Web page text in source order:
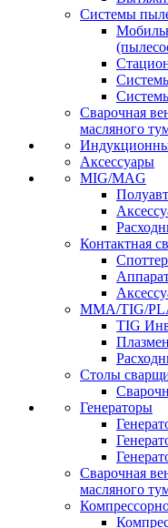
Системы
Сварочная
масляного
Аксессуары
MIG/MAG
Контактная
MMA/TIG/
TIG
Столы
Генераторы
Сварочная
масляного